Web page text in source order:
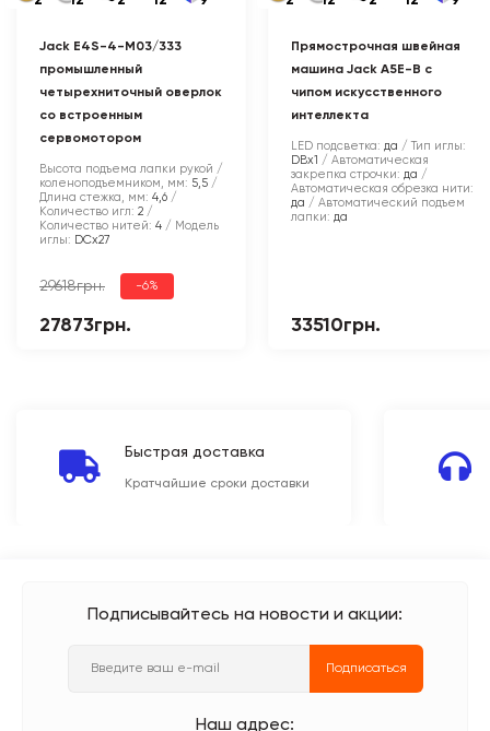
Jack E4S-4-M03/333
промышленный
четырехниточный оверлок
со встроенным
сервомотором
Высота подъема лапки рукой /
коленоподъемником, мм: 5,5
Длина стежка, мм: 4,6
Количество игл: 2
Количество нитей: 4
Модель
иглы: DCx27
29618грн. -6%
27873грн.
Прямострочная швейная
машина Jack A5E-B с
чипом искусственного
интеллекта
LED подсветка: да
Тип иглы:
DBx1
Автоматическая
закрепка строчки: да
Автоматическая обрезка нити:
да
Автоматический подъем
лапки: да
33510грн.
Быстрая доставка
Кратчайшие сроки доставки
Подписывайтесь на новости и акции:
Подписаться
Наш адрес: